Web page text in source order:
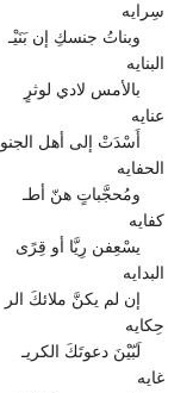
سِرايه
وبناتُ جنسكِ إن بَنَيْـ
البنايه
بالأمس لادي لوثرٍ
عنايه
أَسْدَتْ إلى أهل الجنو
الحفايه
ومُحجَّباتٍ هنّ أطـ
كفايه
يسْعِفن رِيَّا أو قِرًى
البدايه
إن لم يكنَّ ملائكَ الر
حِكايه
لَبّيْنَ دعوتَكَ الكريـ
غايه